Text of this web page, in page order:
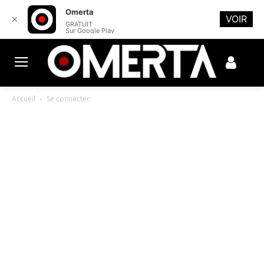
Accueil Se connecter
✕
Omerta
GRATUIT
Sur Google Play
VOIR